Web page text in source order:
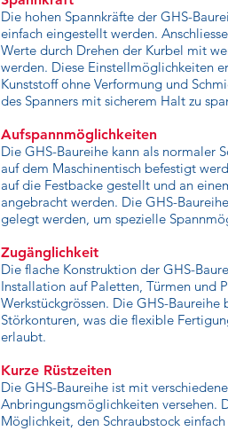
Die hohen Spannkräfte der GHS-
einfach eingestellt werden.
Werte durch Drehen der Kurbel mit
werden. Diese Einstellmöglichkeiten
Kunststoff ohne Verformung und
des Spanners mit sicherem Halt zu
Aufspannmöglichkeiten
Die GHS-Baureihe kann als normaler
auf dem Maschinentisch befestigt
auf die Festbacke gestellt und an
angebracht werden. Die GHS-
gelegt werden, um spezielle
Zugänglichkeit
Die flache Konstruktion der GHS-
Installation auf Paletten, Türmen und
Werkstückgrössen. Die GHS-Baureihe
Störkonturen, was die flexible
erlaubt.
Kurze Rüstzeiten
Die GHS-Baureihe ist mit
Anbringungsmöglichkeiten versehen.
Möglichkeit, den Schraubstock